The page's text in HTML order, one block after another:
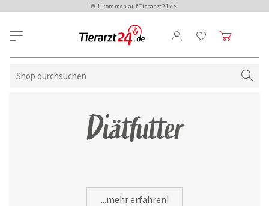
Willkommen auf Tierarzt24.de!
Diätfutter
...mehr erfahren!